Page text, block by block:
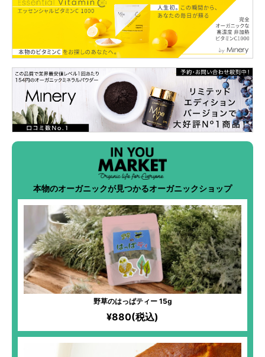
本物のオーガニックが見つかるオーガニックショップ
野草のはっぱティー 15g
¥880(税込)